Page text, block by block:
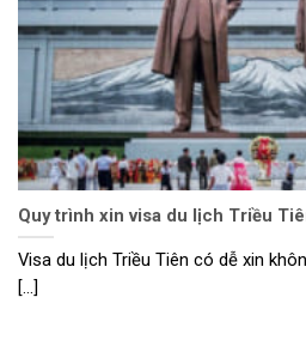
Quy trình xin visa du lịch Triều
Visa du lịch Triều Tiên có dễ xin
[...]